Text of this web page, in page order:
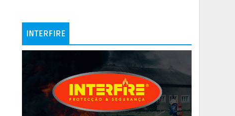
INTERFIRE